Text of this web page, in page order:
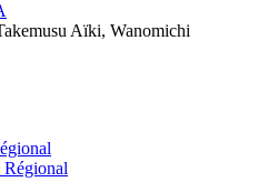
Aïki, Wanomichi